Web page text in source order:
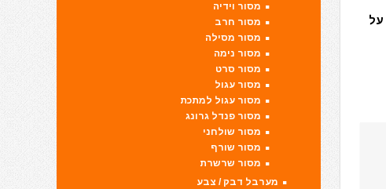
על
מסור וידיה
מסור חרב
מסור מסילה
מסור נימה
מסור סרט
מסור עגול
מסור עגול למתכת
מסור פנדל גרונג
מסור שולחני
מסור שורף
מסור שרשרת
מערבל דבק / צבע